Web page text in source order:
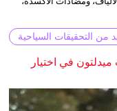
من التحقيقات السياحية
في اختيار